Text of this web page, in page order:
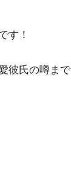
す！
彼氏の噂まで